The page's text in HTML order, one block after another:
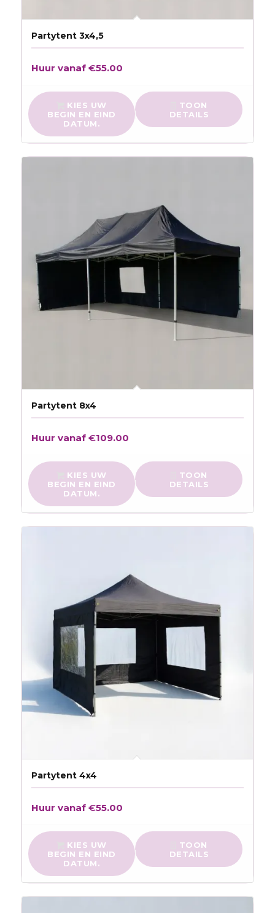
Partytent 3x4,5
Huur vanaf €55.00
KIES UW
BEGIN EN EIND
DATUM.
TOON
DETAILS
Partytent 8x4
Huur vanaf €109.00
KIES UW
BEGIN EN EIND
DATUM.
TOON
DETAILS
Partytent 4x4
Huur vanaf €55.00
KIES UW
BEGIN EN EIND
DATUM.
TOON
DETAILS